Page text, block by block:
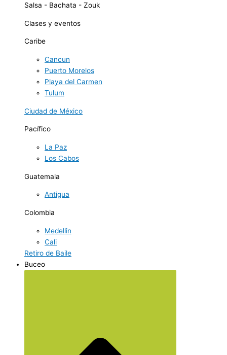
Salsa - Bachata - Zouk
Clases y eventos
Caribe
Cancun
Puerto Morelos
Playa del Carmen
Tulum
Ciudad de México
Pacífico
La Paz
Los Cabos
Guatemala
Antigua
Colombia
Medellin
Cali
Retiro de Baile
Buceo